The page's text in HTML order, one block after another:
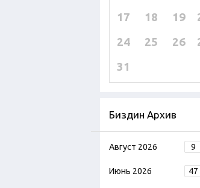
17
18 19
24
25 26
31
Биздин Архив
Август 2026 9
Июнь 2026 47